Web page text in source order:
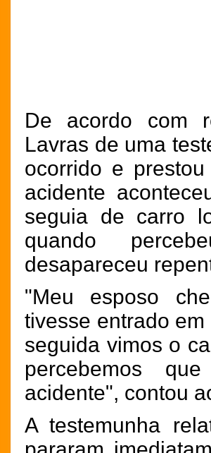
De acordo com
Lavras de uma
ocorrido e
acidente
seguia de carro
quando
desapareceu
"Meu esposo
tivesse entrado
seguida vimos o
percebemos
acidente", contou
A testemunha